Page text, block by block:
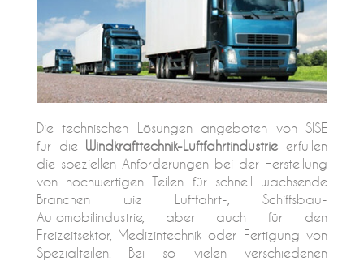
Die technischen Lösungen angeboten von SISE
für die Windkrafttechnik-Luftfahrtindustrieerfüllen
die speziellen Anforderungen bei der Herstellung
von hochwertigen Teilen für schnell wachsende
Branchen wie Luftfahrt-, Schiffsbau-
Automobilindustrie, aber auch für den
Freizeitsektor, Medizintechnik oder Fertigung von
Spezialteilen. Bei so vielen verschiedenen